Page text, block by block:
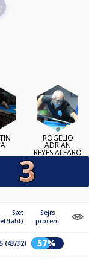
ROGELIO
ADRIAN
REYES ALFARO
Sæt
tabt)
Sejrs
procent
(43/32) 57%